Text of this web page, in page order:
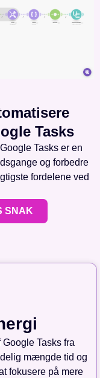
Tasks
Tasks er en
og forbedre
fordelene ved
SNAK
Tasks fra
mængde tid og
fokusere på mere